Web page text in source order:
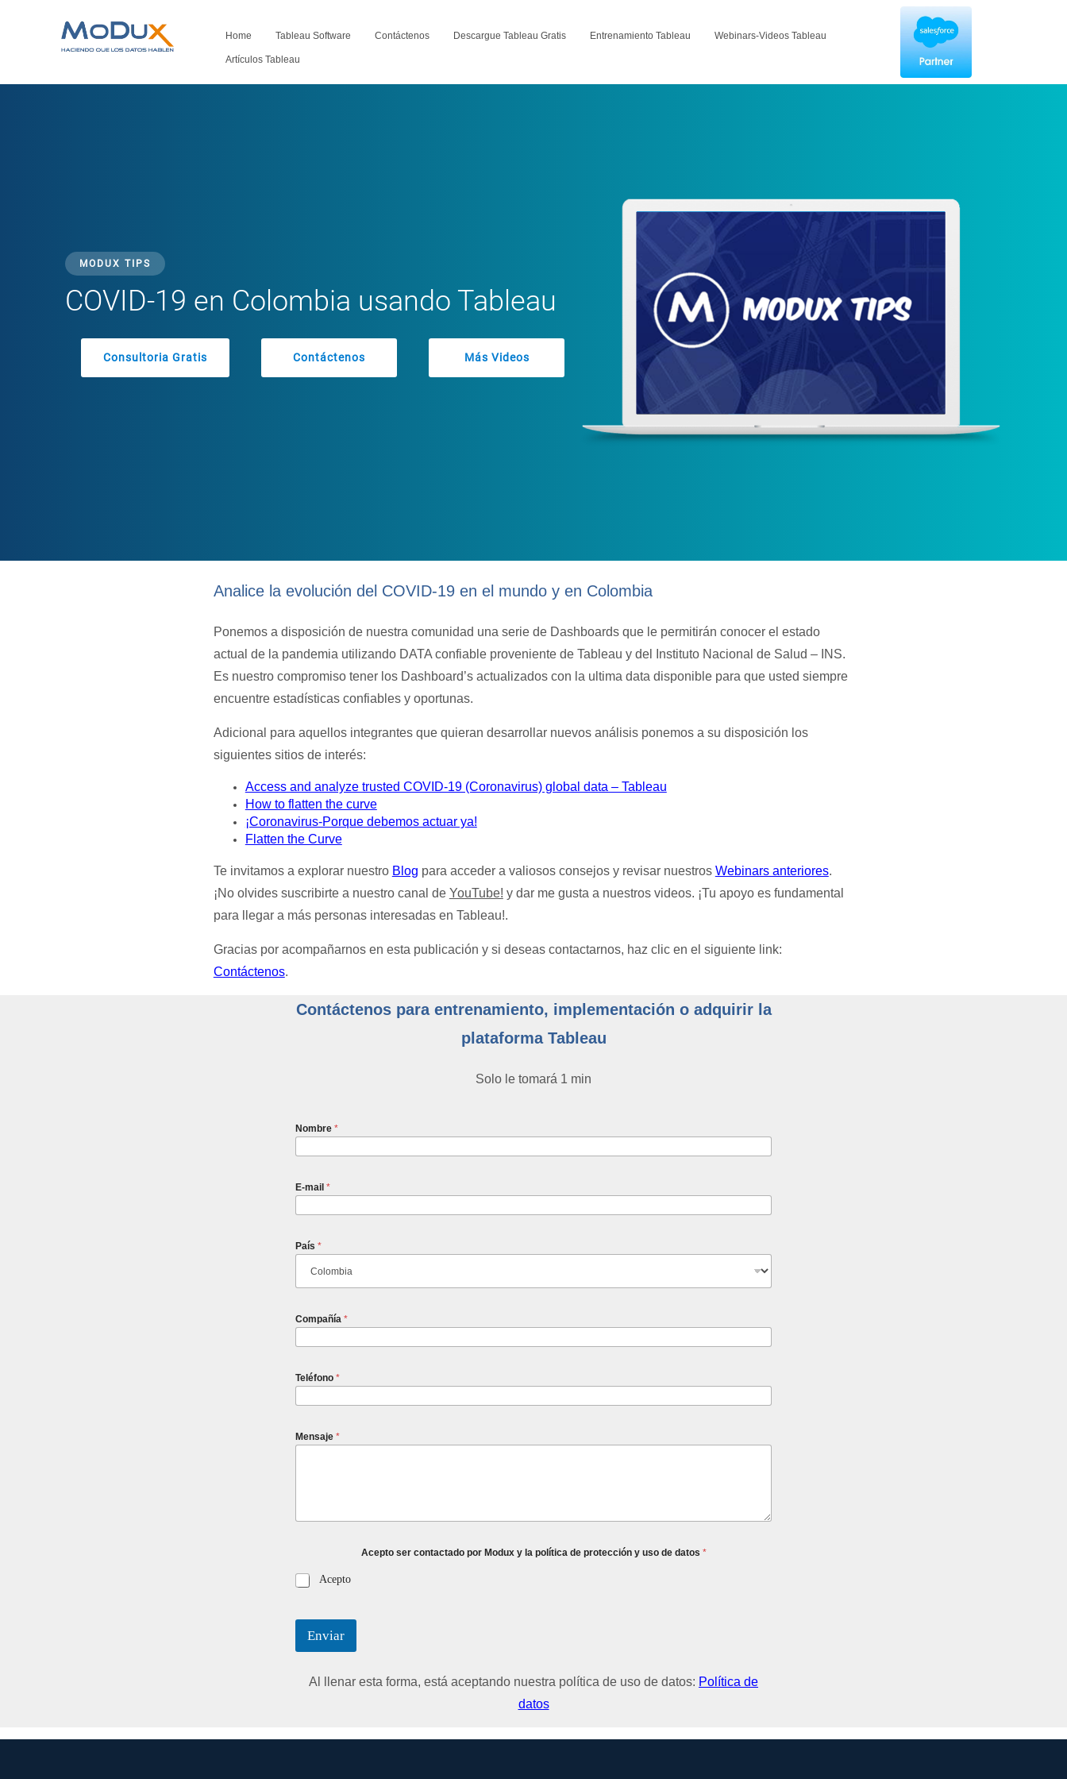
Home Tableau Software Contáctenos Descargue Tableau Gratis Entrenamiento Tableau Webinars-Videos Tableau
Artículos Tableau
MODUX TIPS
COVID-19 en Colombia usando Tableau
Consultoria Gratis Contáctenos Más Videos
Analice la evolución del COVID-19 en el mundo y en Colombia
Ponemos a disposición de nuestra comunidad una serie de Dashboards que le permitirán conocer el estado
actual de la pandemia utilizando DATA confiable proveniente de Tableau y del Instituto Nacional de Salud – INS.
Es nuestro compromiso tener los Dashboard’s actualizados con la ultima data disponible para que usted siempre
encuentre estadísticas confiables y oportunas.
Adicional para aquellos integrantes que quieran desarrollar nuevos análisis ponemos a su disposición los
siguientes sitios de interés:
Access and analyze trusted COVID-19 (Coronavirus) global data – Tableau
How to flatten the curve
¡Coronavirus-Porque debemos actuar ya!
Flatten the Curve
Te invitamos a explorar nuestro Blog para acceder a valiosos consejos y revisar nuestros Webinars anteriores.
¡No olvides suscribirte a nuestro canal de YouTube! y dar me gusta a nuestros videos. ¡Tu apoyo es fundamental
para llegar a más personas interesadas en Tableau!.
Gracias por acompañarnos en esta publicación y si deseas contactarnos, haz clic en el siguiente link:
Contáctenos.
Contáctenos para entrenamiento, implementación o adquirir la
plataforma Tableau
Solo le tomará 1 min
Nombre *
E-mail *
País *
Compañía *
Teléfono *
Mensaje *
Acepto ser contactado por Modux y la política de protección y uso de datos *
Acepto
Enviar
Al llenar esta forma, está aceptando nuestra política de uso de datos: Política de
datos